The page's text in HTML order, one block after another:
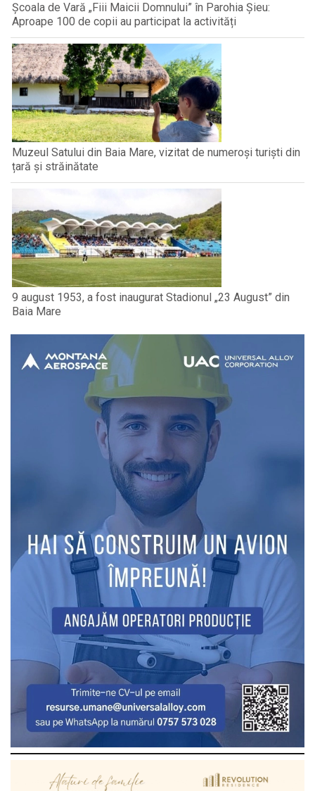
Școala de Vară „Fiii Maicii Domnului” în Parohia Șieu:
Aproape 100 de copii au participat la activități
Muzeul Satului din Baia Mare, vizitat de numeroși turiști din
țară și străinătate
9 august 1953, a fost inaugurat Stadionul „23 August” din
Baia Mare